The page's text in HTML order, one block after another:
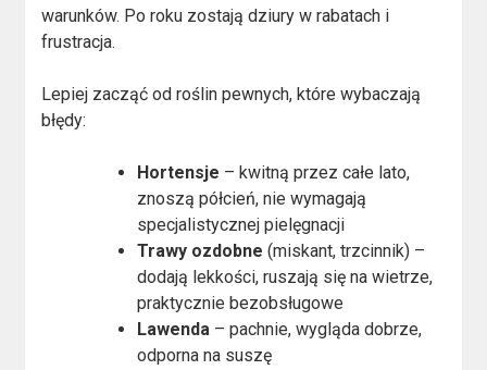
warunków. Po roku zostają dziury w rabatach i
frustracja.
Lepiej zacząć od roślin pewnych, które wybaczają
błędy:
Hortensje – kwitną przez całe lato,
znoszą półcień, nie wymagają
specjalistycznej pielęgnacji
Trawy ozdobne (miskant, trzcinnik) –
dodają lekkości, ruszają się na wietrze,
praktycznie bezobsługowe
Lawenda – pachnie, wygląda dobrze,
odporna na suszę